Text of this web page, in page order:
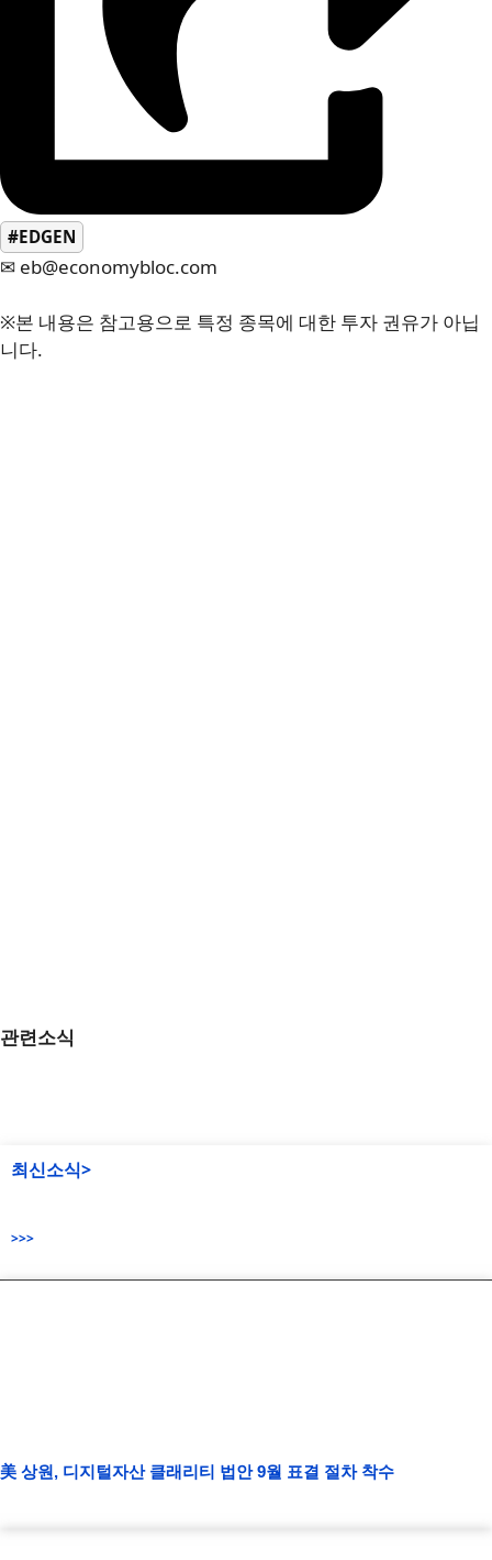
#EDGEN
✉ eb@economybloc.com
※본 내용은 참고용으로 특정 종목에 대한 투자 권유가 아닙
니다.
관련소식
최신소식>
>>>
美 상원, 디지털자산 클래리티 법안 9월 표결 절차 착수